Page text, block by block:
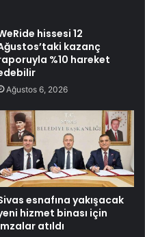
hissesi 12
kazanç
%10 hareket
Ağustos 6, 2026
esnafına yakışacak
hizmet binası için
atıldı